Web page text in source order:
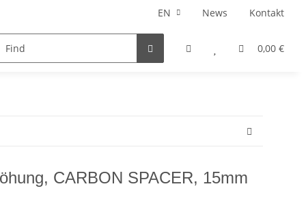
EN News Kontakt
0,00 €
Gift Ideas
CARBON SPACER, 15mm